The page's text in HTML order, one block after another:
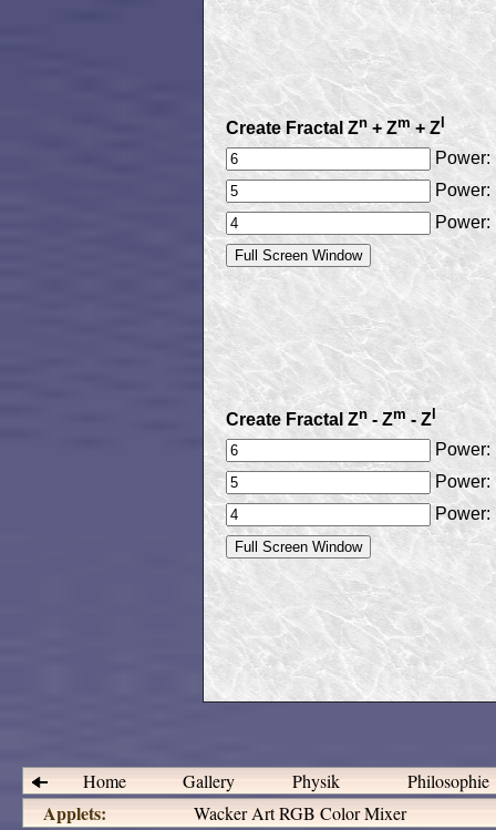
Create Fractal Zn+ Zm+ Z
Power:
Power:
Power:
Create Fractal Zn- Zm - Z
Power:
Power:
Power:
Home Gallery Physik Philosophie
Applets: Wacker Art RGB Color Mixer